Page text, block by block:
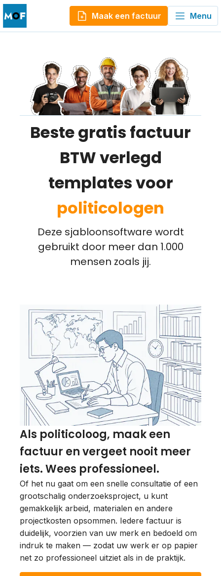
Maak een factuur Menu
Beste gratis factuur
BTW verlegd
templates voor
politicologen
Deze sjabloonsoftware wordt
gebruikt door meer dan 1.000
mensen zoals jij.
Als politicoloog, maak een
factuur en vergeet nooit meer
iets. Wees professioneel.
Of het nu gaat om een snelle consultatie of een
grootschalig onderzoeksproject, u kunt
gemakkelijk arbeid, materialen en andere
projectkosten opsommen. Iedere factuur is
duidelijk, voorzien van uw merk en bedoeld om
indruk te maken — zodat uw werk er op papier
net zo professioneel uitziet als in de praktijk.